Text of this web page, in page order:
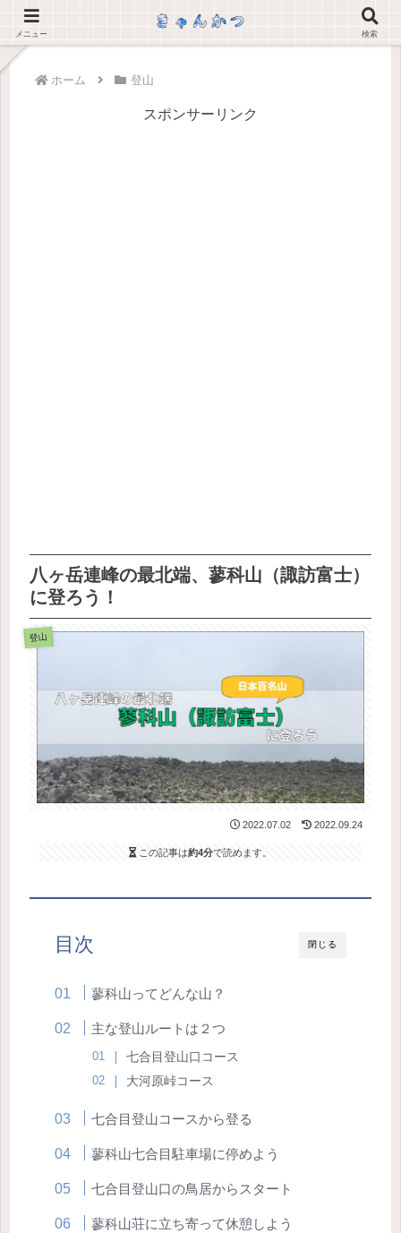
ホーム 登山
スポンサーリンク
八ヶ岳連峰の最北端、蓼科山（諏訪富士）
に登ろう！
登山
2022.07.02 2022.09.24
この記事は約4分で読めます。
閉じる
目次
蓼科山ってどんな山？
主な登山ルートは２つ
七合目登山口コース
大河原峠コース
七合目登山コースから登る
蓼科山七合目駐車場に停めよう
七合目登山口の鳥居からスタート
蓼科山荘に立ち寄って休憩しよう
メニュー 検索